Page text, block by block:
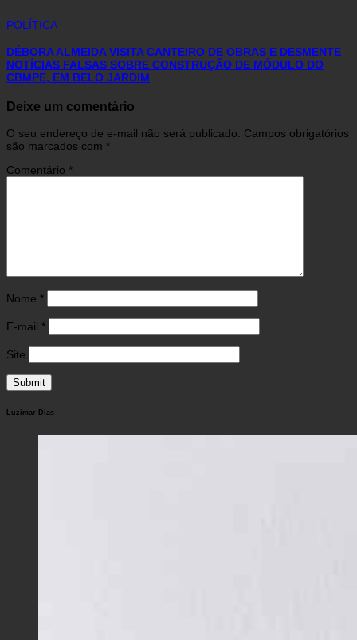
POLÍTICA
DÉBORA ALMEIDA VISITA CANTEIRO DE OBRAS E DESMENTE
NOTÍCIAS FALSAS SOBRE CONSTRUÇÃO DE MÓDULO DO
CBMPE, EM BELO JARDIM
Deixe um comentário
O seu endereço de e-mail não será publicado. Campos obrigatórios
são marcados com *
Comentário *
Nome *
E-mail *
Site
Luzimar Dias